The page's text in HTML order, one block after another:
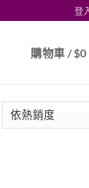
登
購物車 /$0